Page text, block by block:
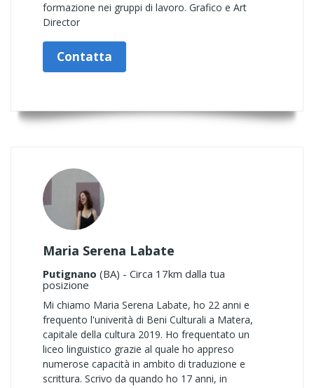
formazione nei gruppi di lavoro. Grafico e Art
Director
Contatta
Maria Serena Labate
Putignano (BA) - Circa 17km dalla tua
posizione
Mi chiamo Maria Serena Labate, ho 22 anni e
frequento l'univerità di Beni Culturali a Matera,
capitale della cultura 2019. Ho frequentato un
liceo linguistico grazie al quale ho appreso
numerose capacità in ambito di traduzione e
scrittura. Scrivo da quando ho 17 anni, in